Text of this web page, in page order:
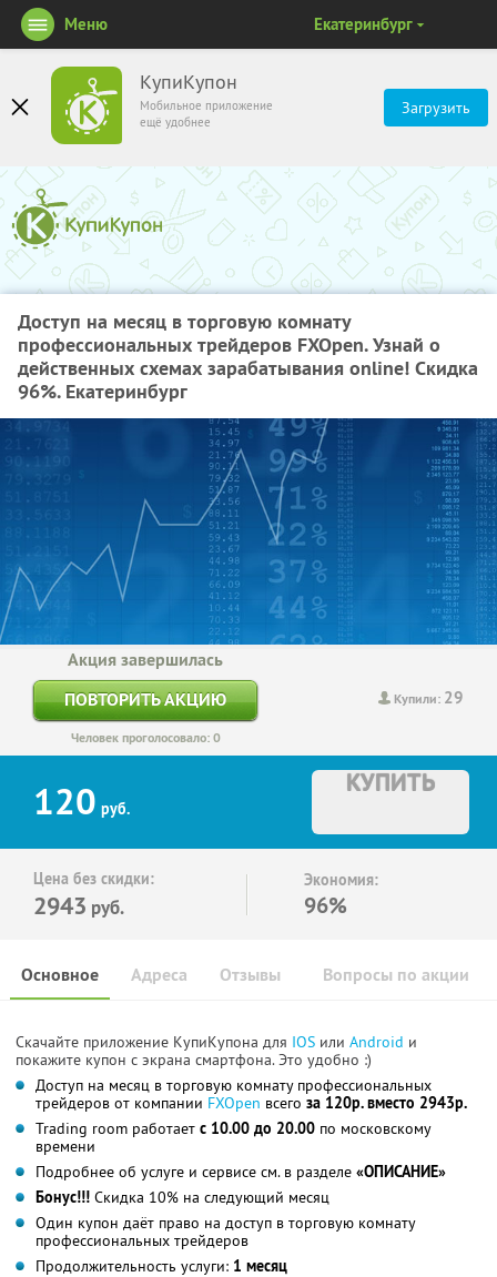
КупиКупон
Мобильное приложение
ещё удобнее
Загрузить
Меню Екатеринбург
Доступ на месяц в торговую комнату
профессиональных трейдеров FXOpen. Узнай о
действенных схемах зарабатывания online! Скидка
96%. Екатеринбург
Купили: 29
Акция завершилась
ПОВТОРИТЬ АКЦИЮ
Человек проголосовало: 0
120 руб.
КУПИТЬ
Цена без скидки:
2943 руб.
Экономия:
96%
Основное Отзывы Вопросы по акции
Адреса
Скачайте приложение КупиКупона для IOS или Android и
покажите купон с экрана смартфона. Это удобно :)
Доступ на месяц в торговую комнату профессиональных
трейдеров от компании FXOpen всего за 120р. вместо 2943р.
Trading room работает с 10.00 до 20.00 по московскому
времени
Подробнее об услуге и сервисе см. в разделе «ОПИСАНИЕ»
Бонус!!! Скидка 10% на следующий месяц
Один купон даёт право на доступ в торговую комнату
профессиональных трейдеров
Продолжительность услуги: 1 месяц